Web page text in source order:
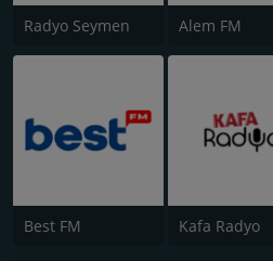
Radyo Seymen Alem FM
Best FM Kafa Radyo